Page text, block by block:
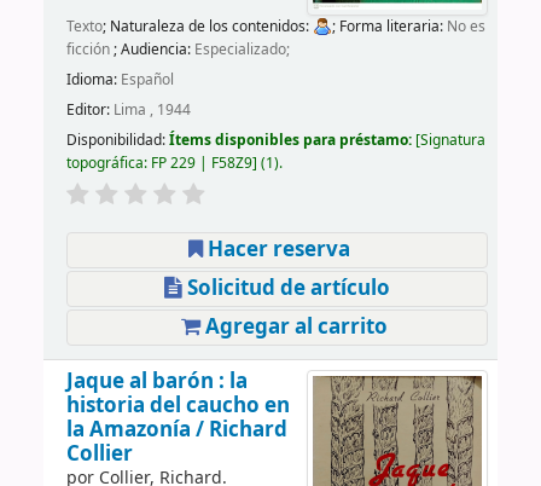
Texto; Naturaleza de los contenidos: ; Forma literaria: No es
ficción ; Audiencia: Especializado;
Idioma: Español
Editor: Lima , 1944
Disponibilidad:Ítems disponibles para préstamo: Signatura
topográfica: FP 229 | F58Z9 (1).
Hacer reserva
Solicitud de artículo
Agregar al carrito
Jaque al barón : la
historia del caucho en
la Amazonía / Richard
Collier
por Collier, Richard.